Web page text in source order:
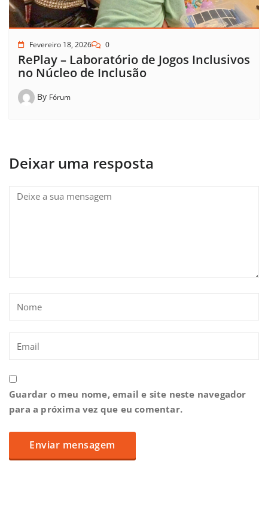
Fevereiro 18, 2026 0
RePlay – Laboratório de Jogos Inclusivos
no Núcleo de Inclusão
By Fórum
Deixar uma resposta
Guardar o meu nome, email e site neste navegador
para a próxima vez que eu comentar.